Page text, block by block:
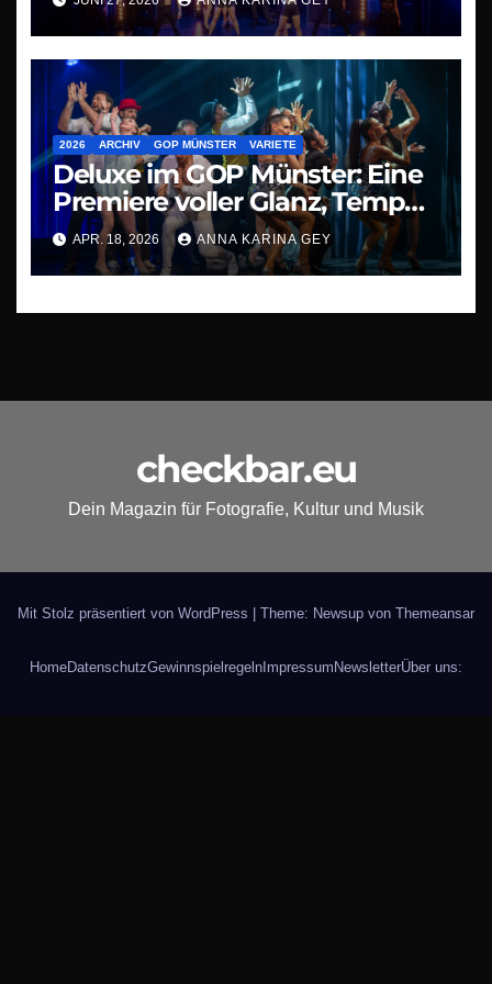
2026 ARCHIV GOP MÜNSTER VARIETE
Deluxe im GOP Münster: Eine
Premiere voller Glanz, Tempo
und Staunen
APR. 18, 2026 ANNA KARINA GEY
checkbar.eu
Dein Magazin für Fotografie, Kultur und Musik
Mit Stolz präsentiert von WordPress Theme: Newsup von Themeansar
HomeDatenschutzGewinnspielregeln Impressum NewsletterÜber uns: